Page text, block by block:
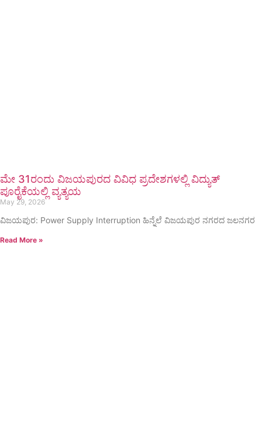
ಮೇ 31ರಂದು ವಿಜಯಪುರದ ವಿವಿಧ ಪ್ರದೇಶಗಳಲ್ಲಿ ವಿದ್ಯುತ್
ಪೂರೈಕೆಯಲ್ಲಿ ವ್ಯತ್ಯಯ
May 29, 2026
ವಿಜಯಪುರ: Power Supply Interruption ಹಿನ್ನೆಲೆ ವಿಜಯಪುರ ನಗರದ ಜಲನಗರ
Read More »